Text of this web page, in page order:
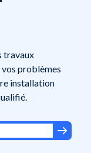
travaux
problèmes
installation